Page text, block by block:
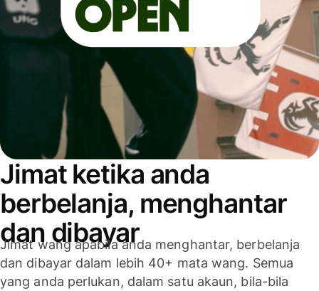
Jimat ketika anda
berbelanja, menghantar
dan dibayar
Jimat wang apabila anda menghantar, berbelanja
dan dibayar dalam lebih 40+ mata wang. Semua
yang anda perlukan, dalam satu akaun, bila-bila